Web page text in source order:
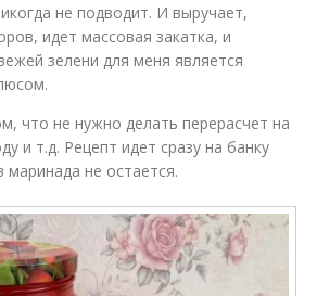
не подводит. И выручает,
идет массовая закатка, и
зелени для меня является
что не нужно делать перерасчет на
и т.д. Рецепт идет сразу на банку
маринада не остается.